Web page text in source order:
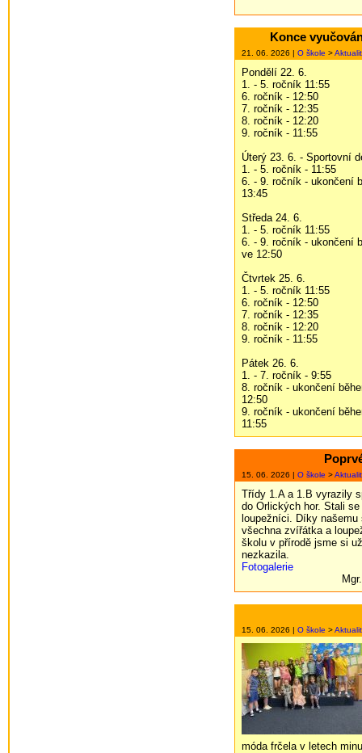
Konce
21. 06. 2026 | O škole >
Pondělí 22. 6.
1. - 5. ročník 11:55
6. ročník - 12:50
7. ročník - 12:35
8. ročník - 12:20
9. ročník - 11:55
Úterý 23. 6. - Sportovní
1. - 5. ročník - 11:55
6. - 9. ročník - ukončení
13:45
Středa 24. 6.
1. - 5. ročník 11:55
6. - 9. ročník - ukončení
ve 12:50
Čtvrtek 25. 6.
1. - 5. ročník 11:55
6. ročník - 12:50
7. ročník - 12:35
8. ročník - 12:20
9. ročník - 11:55
Pátek 26. 6.
1. - 7. ročník - 9:55
8. ročník - ukončení
12:50
9. ročník - ukončení
11:55
15. 06. 2026 | O škole >
Třídy 1.A a 1.B vyrazily
do Orlických hor. Stali
loupežníci. Díky
všechna zvířátka a
školu v přírodě jsme si
nezkazila.
Fotogalerie
15. 06. 2026 | O škole >
móda frčela v letech